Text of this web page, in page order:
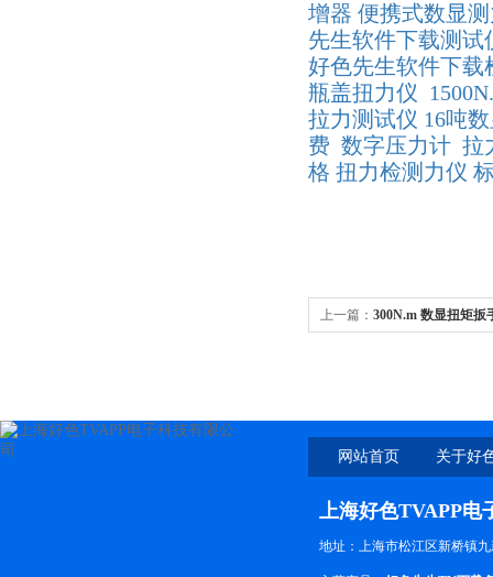
增器 便携式数显
先生软件下载测试
好色先生软件下载
瓶盖扭力仪
拉力测试仪 16吨
费 数字压力计 拉
格 扭力检测力仪
上一篇： 300N.m 数显扭矩扳
网站首页 关于好
上海好色TVAPP电
地址：上海市松江区新桥镇